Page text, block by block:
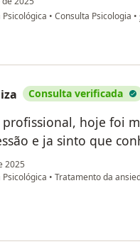
• Consulta Psicologia •
Consulta verificada
hoje foi
e ja sinto que
2025
• Tratamento da
maria luiza